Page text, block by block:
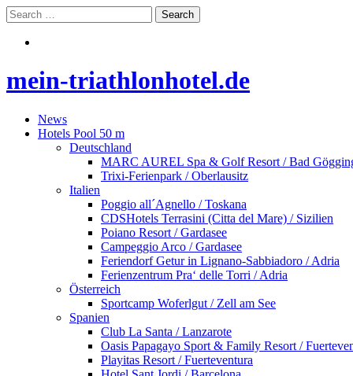
mein-triathlonhotel.de
News
Hotels Pool 50 m
Deutschland
MARC AUREL Spa & Golf Resort / Bad
Trixi-Ferienpark / Oberlausitz
Italien
Poggio all´Agnello / Toskana
CDSHotels Terrasini (Citta del Mare) / Sizilien
Poiano Resort / Gardasee
Campeggio Arco / Gardasee
Feriendorf Getur in Lignano-Sabbiadoro / Adria
Ferienzentrum Pra‘ delle Torri / Adria
Österreich
Sportcamp Woferlgut / Zell am See
Spanien
Club La Santa / Lanzarote
Oasis Papagayo Sport & Family Resort /
Playitas Resort / Fuerteventura